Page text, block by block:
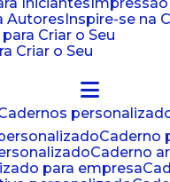
Autores Inspire-se na
Criar o Seu
Criar o Seu
cadernos
caderno
para empresa